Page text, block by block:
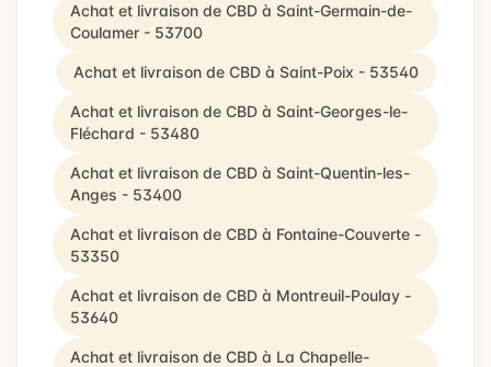
Achat et livraison de CBD à Saint-Germain-de-
Coulamer - 53700
Achat et livraison de CBD à Saint-Poix - 53540
Achat et livraison de CBD à Saint-Georges-le-
Fléchard - 53480
Achat et livraison de CBD à Saint-Quentin-les-
Anges - 53400
Achat et livraison de CBD à Fontaine-Couverte -
53350
Achat et livraison de CBD à Montreuil-Poulay -
53640
Achat et livraison de CBD à La Chapelle-